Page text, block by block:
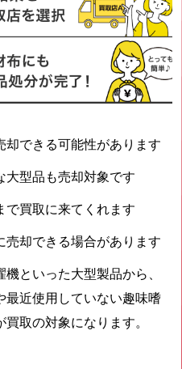
却できる可能性があります
大型品も売却対象です
で買取に来てくれます
売却できる場合があります
といった大型製品から、
最近使用していない趣味嗜
取の対象になります。